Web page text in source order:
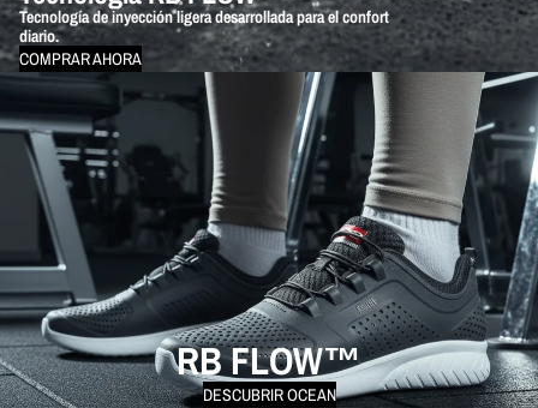
Tecnología de inyección ligera desarrollada para el confort
diario.
COMPRAR AHORA
RB FLOW™
DESCUBRIR OCEAN